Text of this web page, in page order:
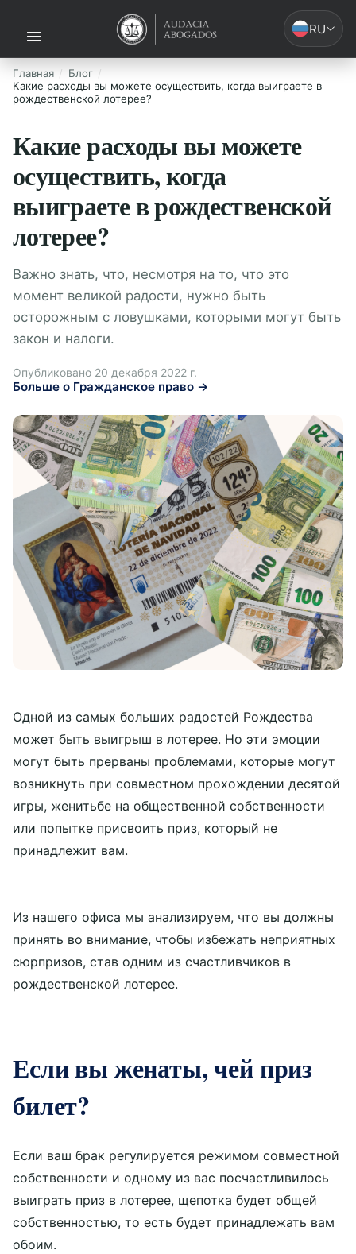
RU
Главная
Блог
Какие расходы вы можете осуществить, когда выиграете в
рождественской лотерее?
Какие расходы вы можете
осуществить, когда
выиграете в рождественской
лотерее?
Важно знать, что, несмотря на то, что это
момент великой радости, нужно быть
осторожным с ловушками, которыми могут быть
закон и налоги.
Опубликовано 20 декабря 2022 г.
Больше о Гражданское право →
Одной из самых больших радостей Рождества
может быть выигрыш в лотерее. Но эти эмоции
могут быть прерваны проблемами, которые могут
возникнуть при совместном прохождении десятой
игры, женитьбе на общественной собственности
или попытке присвоить приз, который не
принадлежит вам.
Из нашего офиса мы анализируем, что вы должны
принять во внимание, чтобы избежать неприятных
сюрпризов, став одним из счастливчиков в
рождественской лотерее.
Если вы женаты, чей приз
билет?
Если ваш брак регулируется режимом совместной
собственности и одному из вас посчастливилось
выиграть приз в лотерее, щепотка будет общей
собственностью, то есть будет принадлежать вам
обоим.